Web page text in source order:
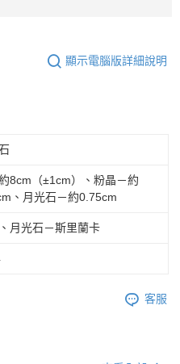
顯示電腦版詳細說明
8cm（±1cm）、粉晶－約
、月光石－約0.75cm
月光石－斯里蘭卡
客服